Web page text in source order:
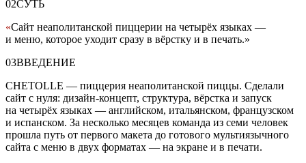
02СУТЬ
«Сайт неаполитанской пиццерии на четырёх языках —
и меню, которое уходит сразу в вёрстку и в печать.»
03ВВЕДЕНИЕ
CHETOLLE — пиццерия неаполитанской пиццы. Сделали
сайт с нуля: дизайн-концепт, структура, вёрстка и запуск
на четырёх языках — английском, итальянском, французском
и испанском. За несколько месяцев команда из семи человек
прошла путь от первого макета до готового мультиязычного
сайта с меню в двух форматах — на экране и в печати.